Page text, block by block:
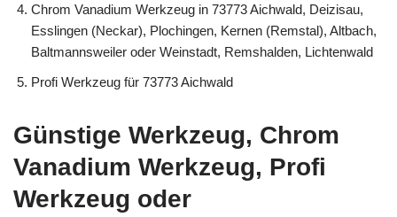
Chrom Vanadium Werkzeug in 73773 Aichwald, Deizisau,
Esslingen (Neckar), Plochingen, Kernen (Remstal), Altbach,
Baltmannsweiler oder Weinstadt, Remshalden, Lichtenwald
Profi Werkzeug für 73773 Aichwald
Günstige Werkzeug, Chrom
Vanadium Werkzeug, Profi
Werkzeug oder